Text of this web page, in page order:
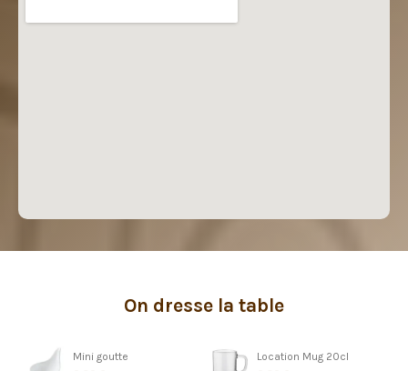
On dresse la table
Mini goutte
Location Mug 20cl